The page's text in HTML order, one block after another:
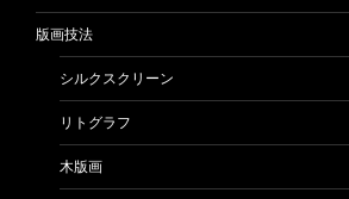
版画技法
シルクスクリーン
リトグラフ
木版画